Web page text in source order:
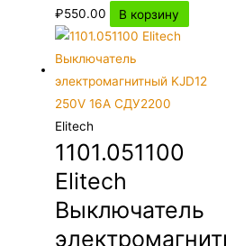
₽550.00 В корзину
Elitech
1101.051100
Elitech
Выключатель